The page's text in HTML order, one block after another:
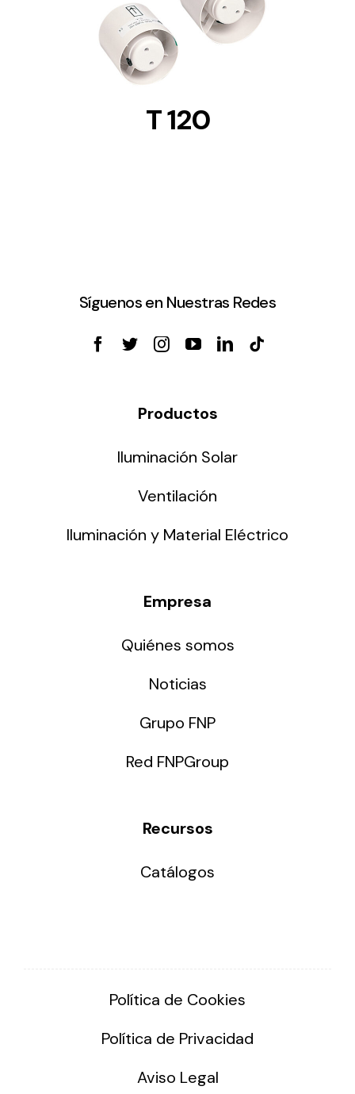
T 120
Síguenos en Nuestras Redes
Productos
Iluminación Solar
Ventilación
Iluminación y Material Eléctrico
Empresa
Quiénes somos
Noticias
Grupo FNP
Red FNPGroup
Recursos
Catálogos
Política de Cookies
Política de Privacidad
Aviso Legal